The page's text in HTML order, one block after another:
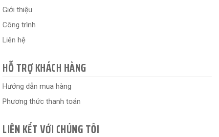
Giới thiệu
Công trình
Liên hệ
HỖ TRỢ KHÁCH HÀNG
Hướng dẫn mua hàng
Phương thức thanh toán
LIÊN KẾT VỚI CHÚNG TÔI